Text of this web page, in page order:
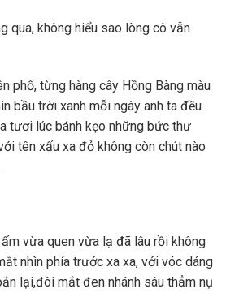
qua, không hiểu sao lòng cô vẫn
phố, từng hàng cây Hồng Bàng màu
bầu trời xanh mỗi ngày anh ta đều
tươi lúc bánh kẹo những bức thư
tên xấu xa đỏ không còn chút nào
vừa quen vừa lạ đã lâu rồi không
nhìn phía trước xa xa, với vóc dáng
lại,đôi mắt đen nhánh sâu thẳm nụ